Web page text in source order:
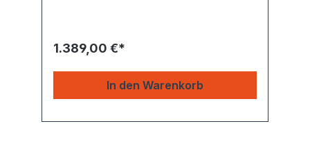
1.389,00 €*
In den Warenkorb